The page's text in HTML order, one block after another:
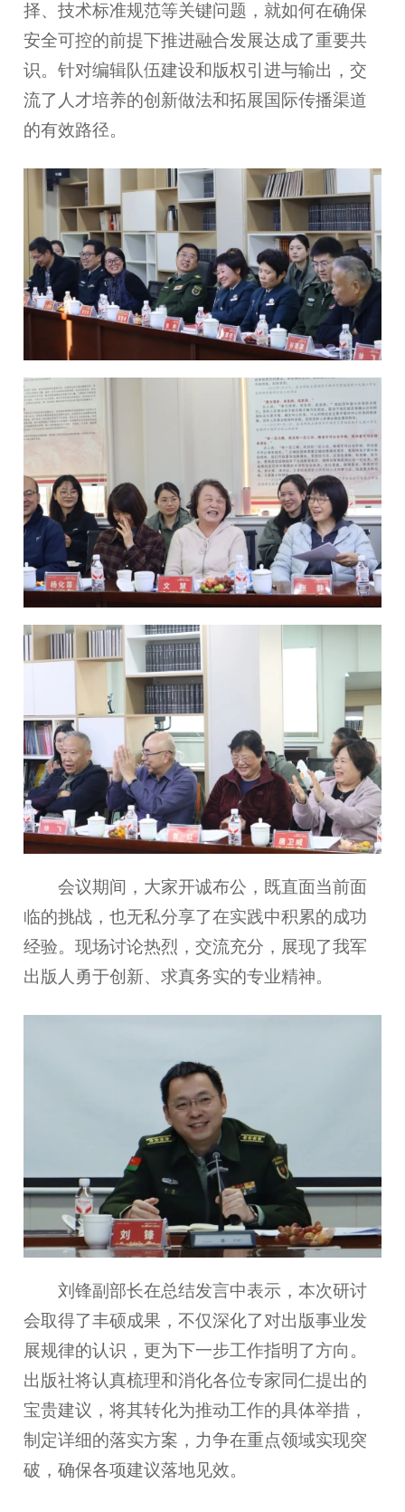
择、技术标准规范等关键问题，就如何在确保
安全可控的前提下推进融合发展达成了重要共
识。针对编辑队伍建设和版权引进与输出，交
流了人才培养的创新做法和拓展国际传播渠道
的有效路径。
会议期间，大家开诚布公，既直面当前面
临的挑战，也无私分享了在实践中积累的成功
经验。现场讨论热烈，交流充分，展现了我军
出版人勇于创新、求真务实的专业精神。
刘锋副部长在总结发言中表示，本次研讨
会取得了丰硕成果，不仅深化了对出版事业发
展规律的认识，更为下一步工作指明了方向。
出版社将认真梳理和消化各位专家同仁提出的
宝贵建议，将其转化为推动工作的具体举措，
制定详细的落实方案，力争在重点领域实现突
破，确保各项建议落地见效。